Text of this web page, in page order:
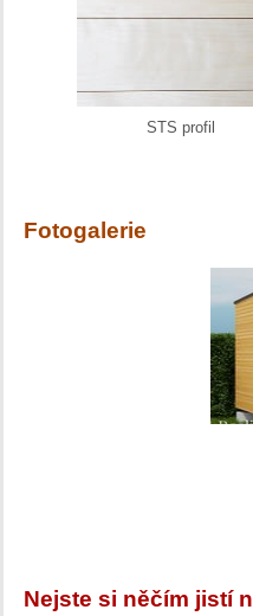
STS profil
Fotogalerie
Nejste si něčím jistí